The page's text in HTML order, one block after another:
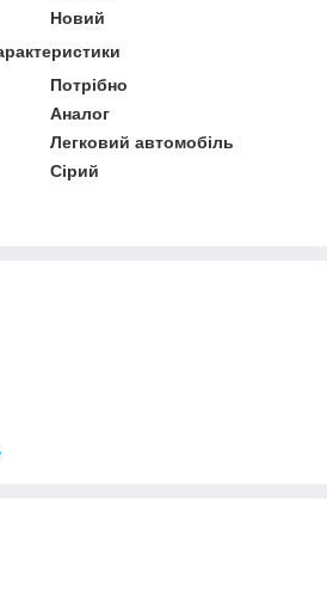
Новий
Потрібно
Аналог
Легковий автомобіль
Сірий